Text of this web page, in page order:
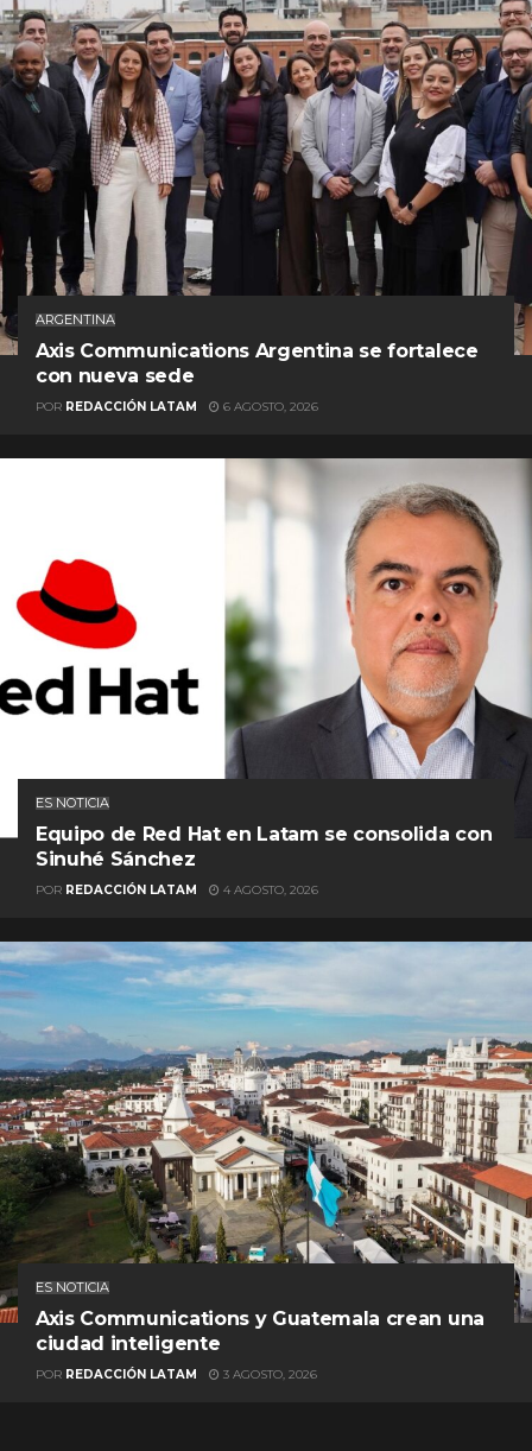
ARGENTINA
Axis Communications Argentina se fortalece
con nueva sede
POR REDACCIÓN LATAM 6 AGOSTO, 2026
ES NOTICIA
Equipo de Red Hat en Latam se consolida con
Sinuhé Sánchez
POR REDACCIÓN LATAM 4 AGOSTO, 2026
ES NOTICIA
Axis Communications y Guatemala crean una
ciudad inteligente
POR REDACCIÓN LATAM 3 AGOSTO, 2026